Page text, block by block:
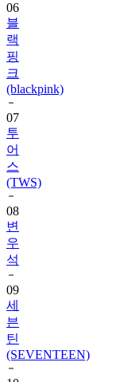
06
블
랙
핑
크
(blackpink)
07
투
어
스
(TWS)
08
변
우
석
09
세
븐
틴
(SEVENTEEN)